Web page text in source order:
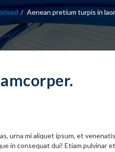
Aenean pretium turpis in
urna mi aliquet ipsum, et
in consequat dui! Etiam pulvinar